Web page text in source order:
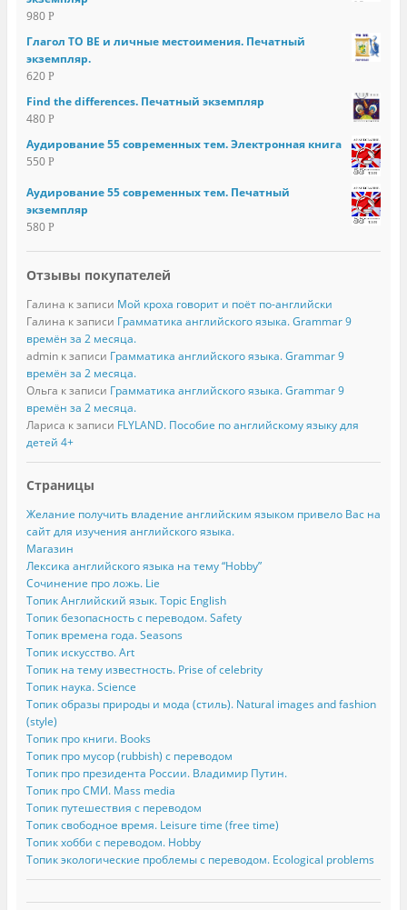
980 Р
Глагол TO BE и личные местоимения. Печатный
экземпляр.
620 Р
Find the differences. Печатный экземпляр
480 Р
Аудирование 55 современных тем. Электронная книга
550 Р
Аудирование 55 современных тем. Печатный
экземпляр
580 Р
Отзывы покупателей
Галина к записи Мой кроха говорит и поёт по-английски
Галина к записи Грамматика английского языка. Grammar 9
времён за 2 месяца.
adminк записи Грамматика английского языка. Grammar 9
времён за 2 месяца.
Ольга к записи Грамматика английского языка. Grammar 9
времён за 2 месяца.
Лариса к записи FLYLAND. Пособие по английскому языку для
детей 4+
Страницы
Желание получить владение английским языком привело Вас на
сайт для изучения английского языка.
Магазин
Лексика английского языка на тему “Hobby”
Сочинение про ложь. Lie
Топик Английский язык. Topic English
Топик безопасность с переводом. Safety
Топик времена года. Seasons
Топик искусство. Art
Топик на тему известность. Prise of celebrity
Топик наука. Science
Топик образы природы и мода (стиль). Natural images and fashion
(style)
Топик про книги. Books
Топик про мусор (rubbish) с переводом
Топик про президента России. Владимир Путин.
Топик про СМИ. Mass media
Топик путешествия с переводом
Топик свободное время. Leisure time (free time)
Топик хобби с переводом. Hobby
Топик экологические проблемы с переводом. Ecological problems